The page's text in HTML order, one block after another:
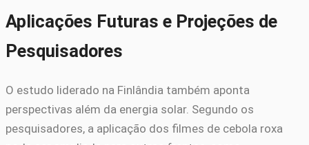
Aplicações Futuras e Projeções de
Pesquisadores
O estudo liderado na Finlândia também aponta
perspectivas além da energia solar. Segundo os
pesquisadores, a aplicação dos filmes de cebola roxa